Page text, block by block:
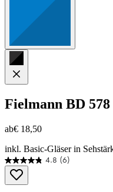
Fielmann BD
ab€ 18,50
inkl. Basic-Gläser in
4.8 (6)
4.8
von
5